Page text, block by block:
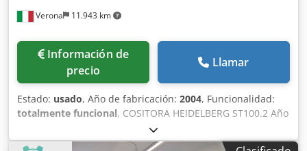
Verona 11.943 km
Información de
precio
Llamar
Estado: usado, Año de fabricación: 2004, Funcionalidad:
totalmente funcional, COSITORA HEIDELBERG ST100.2 Año
2004, usada, en excelentes condiciones. Dodpszr Halsfx
Ahpswa Compuesta por 6 alimentadores de hojas +